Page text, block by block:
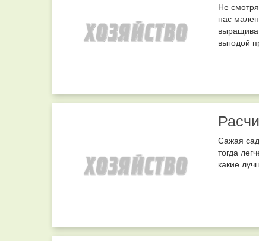
Не
нас
выгодой
Сажая
тогда
какие